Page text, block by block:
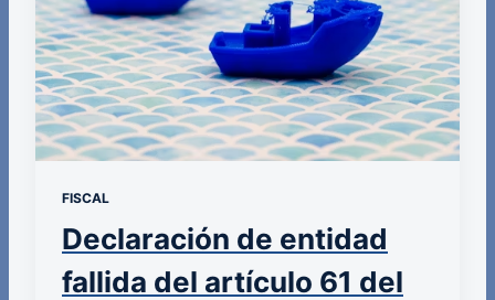
FISCAL
Declaración de entidad
fallida del artículo 61 del